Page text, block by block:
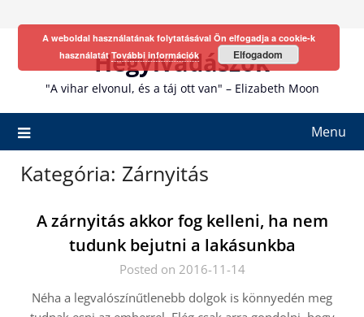
Hegyivadászok
"A vihar elvonul, és a táj ott van" – Elizabeth Moon
Menu
Kategória: Zárnyitás
A zárnyitás akkor fog kelleni, ha nem
tudunk bejutni a lakásunkba
Posted on 2016-11-14
Néha a legvalószínűtlenebb dolgok is könnyedén meg
A weboldal használatának folytatásával Ön elfogadja a cookie-k
használatátTovábbi információk Elfogadom